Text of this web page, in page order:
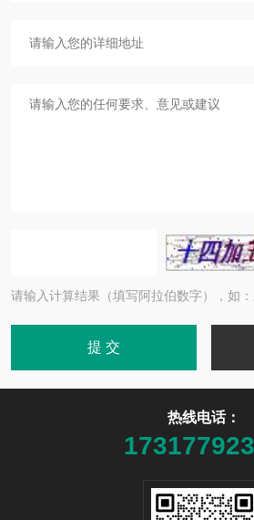
请输入计算结果（填写阿拉伯数字），如
热线电话：